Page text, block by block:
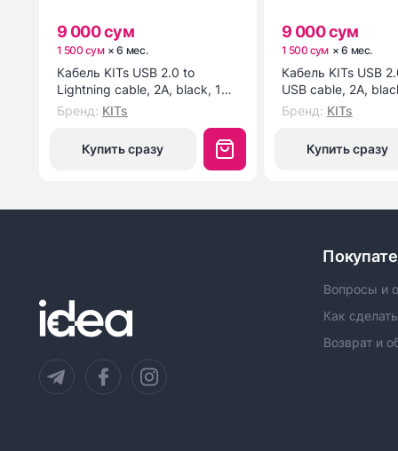
9 000 сум
1 500 сум ×6 мес.
Кабель KITs USB 2.0 to
Lightning cable, 2A, black, 1m
(KITS-W-003)
Бренд: KITs
Купить сразу
9 000 сум
1 500 сум ×6 мес.
Кабель KITs USB
USB cable, 2A,
(KITS-W-002)
Бренд: KITs
Купить сразу
Вопросы и
Как
Возврат и